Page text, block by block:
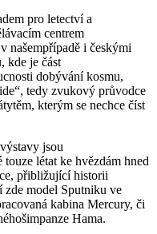
pro letectví a
centrem
našempřípadě i českými
kde je část
dobývání kosmu,
tedy zvukový průvodce
kterým se nechce číst
jsou
létat ke hvězdám hned
přibližující historii
model Sputniku ve
kabina Mercury, či
Hama.